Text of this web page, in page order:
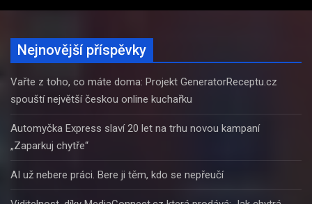
Nejnovější příspěvky
Vařte z toho, co máte doma: Projekt GeneratorReceptu.cz
spouští největší českou online kuchařku
Automyčka Express slaví 20 let na trhu novou kampaní
„Zaparkuj chytře“
AI už nebere práci. Bere ji těm, kdo se nepřeučí